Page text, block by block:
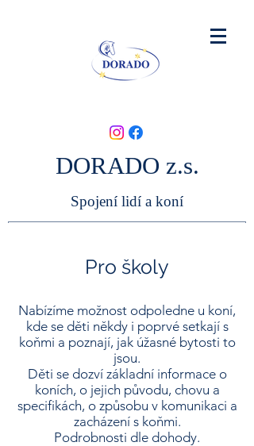
DORADO z.s.
Spojení lidí a koní
Pro školy
Nabízíme možnost odpoledne u koní,
kde se děti někdy i poprvé setkají s
koňmi a poznají, jak úžasné bytosti to
jsou.
Děti se dozví základní informace o
koních, o jejich původu, chovu a
specifikách, o způsobu v komunikaci a
zacházení s koňmi.
Podrobnosti dle dohody.